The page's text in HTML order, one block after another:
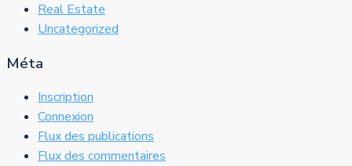
Real Estate
Uncategorized
Méta
Inscription
Connexion
Flux des publications
Flux des commentaires